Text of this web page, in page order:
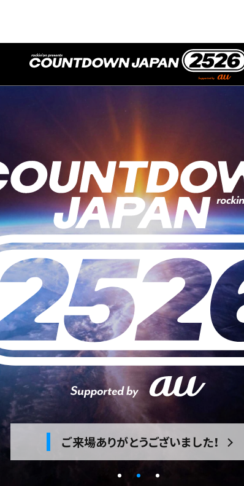
チケット タイムテーブル
ご来場ありがとうございました！